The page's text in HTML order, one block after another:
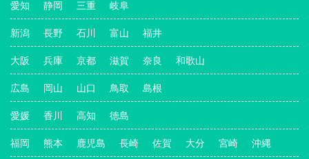
愛知 静岡 三重 岐阜
新潟 長野 石川 富山 福井
大阪 兵庫 京都 滋賀 奈良 和歌山
広島 岡山 山口 鳥取 島根
愛媛 香川 高知 徳島
福岡 熊本 鹿児島 長崎 佐賀 大分 宮崎 沖縄